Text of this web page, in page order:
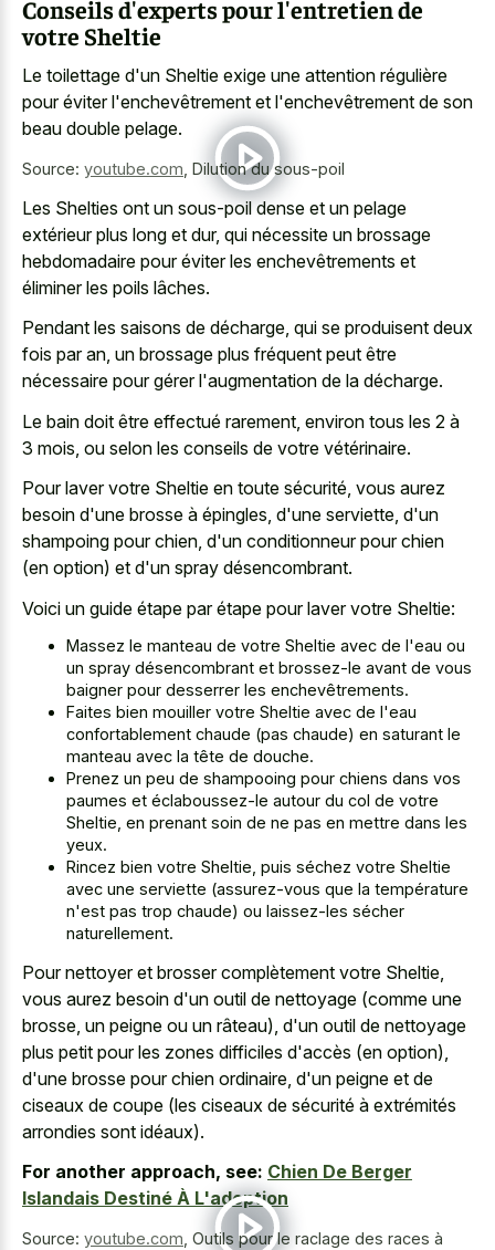
Conseils d'experts pour l'entretien de
votre Sheltie
Le toilettage d'un Sheltie exige une attention régulière
pour éviter l'enchevêtrement et l'enchevêtrement de son
beau double pelage.
Source: youtube.com, Dilution du sous-poil
Les Shelties ont un sous-poil dense et un pelage
extérieur plus long et dur, qui nécessite un brossage
hebdomadaire pour éviter les enchevêtrements et
éliminer les poils lâches.
Pendant les saisons de décharge, qui se produisent deux
fois par an, un brossage plus fréquent peut être
nécessaire pour gérer l'augmentation de la décharge.
Le bain doit être effectué rarement, environ tous les 2 à
3 mois, ou selon les conseils de votre vétérinaire.
Pour laver votre Sheltie en toute sécurité, vous aurez
besoin d'une brosse à épingles, d'une serviette, d'un
shampoing pour chien, d'un conditionneur pour chien
(en option) et d'un spray désencombrant.
Voici un guide étape par étape pour laver votre Sheltie:
Massez le manteau de votre Sheltie avec de l'eau ou
un spray désencombrant et brossez-le avant de vous
baigner pour desserrer les enchevêtrements.
Faites bien mouiller votre Sheltie avec de l'eau
confortablement chaude (pas chaude) en saturant le
manteau avec la tête de douche.
Prenez un peu de shampooing pour chiens dans vos
paumes et éclaboussez-le autour du col de votre
Sheltie, en prenant soin de ne pas en mettre dans les
yeux.
Rincez bien votre Sheltie, puis séchez votre Sheltie
avec une serviette (assurez-vous que la température
n'est pas trop chaude) ou laissez-les sécher
naturellement.
Pour nettoyer et brosser complètement votre Sheltie,
vous aurez besoin d'un outil de nettoyage (comme une
brosse, un peigne ou un râteau), d'un outil de nettoyage
plus petit pour les zones difficiles d'accès (en option),
d'une brosse pour chien ordinaire, d'un peigne et de
ciseaux de coupe (les ciseaux de sécurité à extrémités
arrondies sont idéaux).
For another approach, see: Chien De Berger
Islandais Destiné À L'adoption
Source: youtube.com, Outils pour le raclage des races à